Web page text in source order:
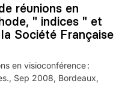
réunions en
" indices " et
Société Française
en visioconférence :
Sep 2008, Bordeaux,